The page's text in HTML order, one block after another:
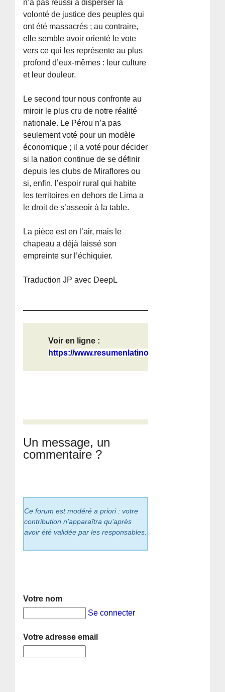
n’a pas réussi à disperser la
volonté de justice des peuples qui
ont été massacrés ; au contraire,
elle semble avoir orienté le vote
vers ce qui les représente au plus
profond d’eux-mêmes : leur culture
et leur douleur.
Le second tour nous confronte au
miroir le plus cru de notre réalité
nationale. Le Pérou n’a pas
seulement voté pour un modèle
économique ; il a voté pour décider
si la nation continue de se définir
depuis les clubs de Miraflores ou
si, enfin, l’espoir rural qui habite
les territoires en dehors de Lima a
le droit de s’asseoir à la table.
La pièce est en l’air, mais le
chapeau a déjà laissé son
empreinte sur l’échiquier.
Traduction JP avec DeepL
Voir en ligne :
https://www.resumenlatinoamericano....
Un message, un
commentaire ?
Ce forum est modéré a priori : votre
contribution n’apparaîtra qu’après
avoir été validée par les responsables.
Votre nom
Se connecter
Votre adresse email